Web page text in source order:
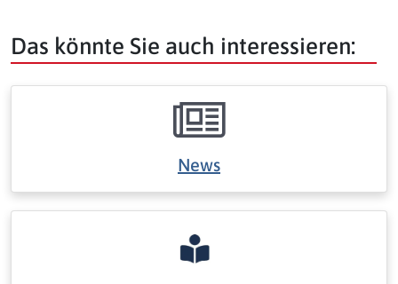
Das könnte Sie auch interessieren:
News